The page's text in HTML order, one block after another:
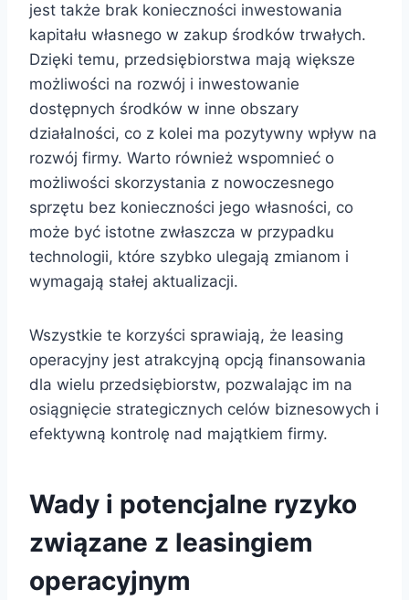
jest także brak konieczności inwestowania
kapitału własnego w zakup środków trwałych.
Dzięki temu, przedsiębiorstwa mają większe
możliwości na rozwój i inwestowanie
dostępnych środków w inne obszary
działalności, co z kolei ma pozytywny wpływ na
rozwój firmy. Warto również wspomnieć o
możliwości skorzystania z nowoczesnego
sprzętu bez konieczności jego własności, co
może być istotne zwłaszcza w przypadku
technologii, które szybko ulegają zmianom i
wymagają stałej aktualizacji.
Wszystkie te korzyści sprawiają, że leasing
operacyjny jest atrakcyjną opcją finansowania
dla wielu przedsiębiorstw, pozwalając im na
osiągnięcie strategicznych celów biznesowych i
efektywną kontrolę nad majątkiem firmy.
Wady i potencjalne ryzyko
związane z leasingiem
operacyjnym